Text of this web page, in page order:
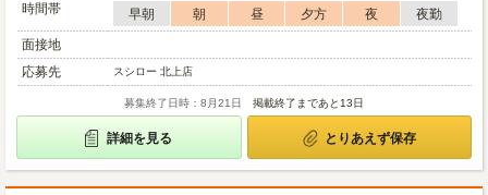
時間帯
早朝 朝 昼 夕方 夜
夜勤
面接地
応募先
スシロー 北上店
募集終了日時：8月21日 掲載終了まであと13日
詳細を見る とりあえず保存